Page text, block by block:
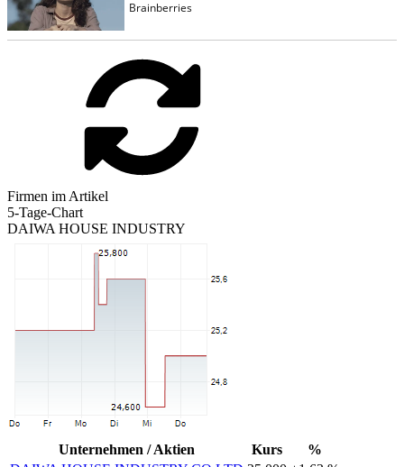
Firmen im Artikel
5-Tage-Chart
DAIWA HOUSE INDUSTRY
Unternehmen / Aktien Kurs
%